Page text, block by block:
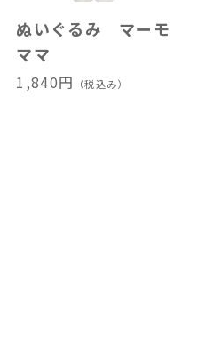
ぬいぐるみ マーモ
ママ
1,840円 （税込み）